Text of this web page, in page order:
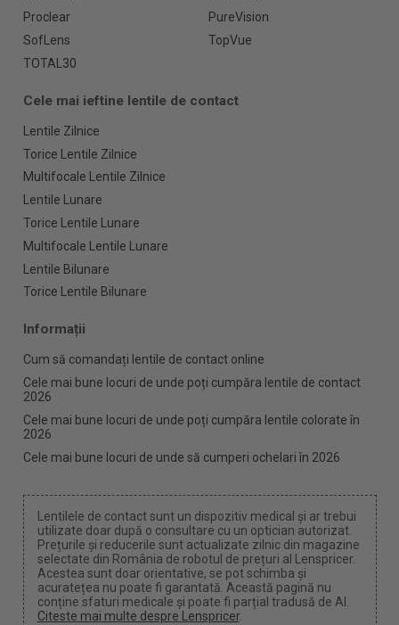
Proclear
PureVision
SofLens
TopVue
TOTAL30
Cele mai ieftine lentile de contact
Lentile Zilnice
Torice Lentile Zilnice
Multifocale Lentile Zilnice
Lentile Lunare
Torice Lentile Lunare
Multifocale Lentile Lunare
Lentile Bilunare
Torice Lentile Bilunare
Informații
Cum să comandați lentile de contact online
Cele mai bune locuri de unde poți cumpăra lentile de contact
2026
Cele mai bune locuri de unde poți cumpăra lentile colorate în
2026
Cele mai bune locuri de unde să cumperi ochelari în 2026
Lentilele de contact sunt un dispozitiv medical și ar trebui
utilizate doar după o consultare cu un optician autorizat.
Prețurile și reducerile sunt actualizate zilnic din magazine
selectate din România de robotul de prețuri al Lenspricer.
Acestea sunt doar orientative, se pot schimba și
acuratețea nu poate fi garantată. Această pagină nu
conține sfaturi medicale și poate fi parțial tradusă de AI.
Citeste mai multe despre Lenspricer.